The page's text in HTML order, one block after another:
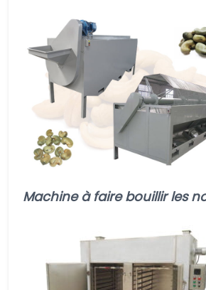
Machine à faire bouillir les